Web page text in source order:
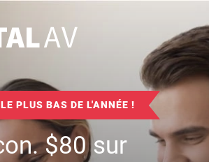
PLUS BAS DE L'ANNÉE !
$80sur